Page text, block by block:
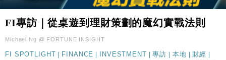
11:12
國際｜特朗普料美伊戰事快結束 承認部分彈藥庫存緊
張
司
FI專訪｜從桌遊到理財策劃的魔幻實戰法則
Michael Ng @ FORTUNE INSIGHT
FI SPOTLIGHT | FINANCE | INVESTMENT |專訪 | 本地 | 財經 |